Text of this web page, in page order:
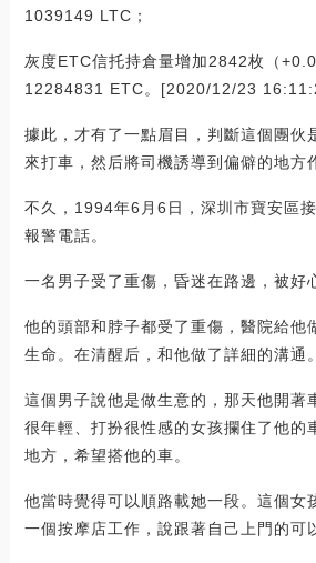
1039149 LTC；
灰度ETC信托持倉量增加2842枚（
12284831 ETC。[2020/12/23
據此，才有了一點眉目，判斷這個團伙
來打車，然后將司機誘導到偏僻的地方
不久，1994年6月6日，深圳市寶安區
報警電話。
一名男子受了重傷，昏迷在路邊，被好
他的頭部和脖子都受了重傷，醫院給他
生命。在清醒后，和他做了詳細的溝通。
這個男子說他是做生意的，那天他開著
很年輕、打扮很性感的女孩攔住了他的
地方，希望搭他的車。
他當時覺得可以順路載她一段。這個女
一個按摩店工作，說跟著自己上門的可